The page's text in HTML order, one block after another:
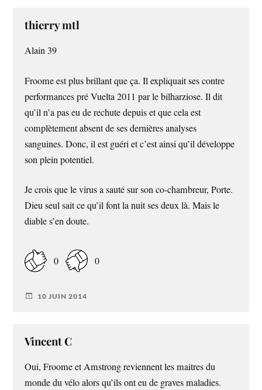
thierry mtl
Alain 39
Froome est plus brillant que ça. Il expliquait ses contre
performances pré Vuelta 2011 par le bilharziose. Il dit
qu’il n’a pas eu de rechute depuis et que cela est
complètement absent de ses dernières analyses
sanguines. Donc, il est guéri et c’est ainsi qu’il développe
son plein potentiel.
Je crois que le virus a sauté sur son co-chambreur, Porte.
Dieu seul sait ce qu’il font la nuit ses deux là. Mais le
diable s’en doute.
0 0
10 JUIN 2014
Vincent C
Oui, Froome et Amstrong reviennent les maitres du
monde du vélo alors qu’ils ont eu de graves maladies.